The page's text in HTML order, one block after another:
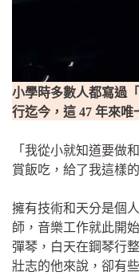
小學時多數人都寫過
行迄今，這 47 年來唯
「我從小就知道要做
賞飯吃，給了我這樣
擁有技術和天分是個
師，音樂工作就此開
彈琴，白天在鋼琴行
壯志的他來說，卻有